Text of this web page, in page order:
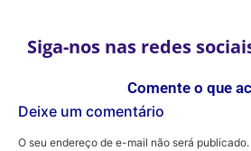
Siga-nos nas redes
Comente o que
Deixe um comentário
O seu endereço de e-mail não será publicado.